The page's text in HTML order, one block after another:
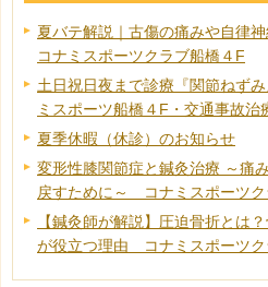
夏バテ解説｜古傷の痛みや自律
コナミスポーツクラブ船橋４F
土日祝日夜まで診療『関節ねず
ミスポーツ船橋４F・交通事故
夏季休暇（休診）のお知らせ
変形性膝関節症と鍼灸治療 ～痛
戻すために～ コナミスポーツク
【鍼灸師が解説】圧迫骨折とは
が役立つ理由 コナミスポーツク